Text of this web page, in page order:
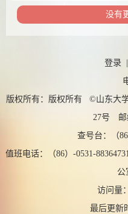
没有
登录|
版权所有：版权所有 ©山东大
27号 邮
查号台：（
值班电话：（86）-0531-
访问量：
最后更新